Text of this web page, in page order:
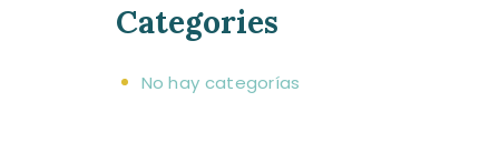
Categories
No hay categorías